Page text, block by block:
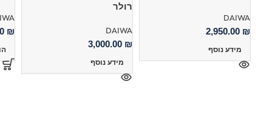
DAIWA
2,950.00 ₪
מידע נוסף
רולר
DAIWA
3,000.00 ₪
מידע נוסף
₪